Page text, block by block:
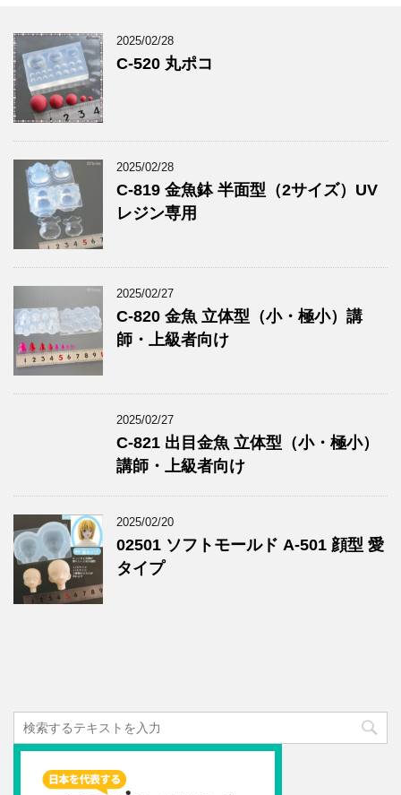
2025/02/28
C-520 丸ポコ
2025/02/28
C-819 金魚鉢 半面型（2サイズ）UV
レジン専用
2025/02/27
C-820 金魚 立体型（小・極小）講
師・上級者向け
2025/02/27
C-821 出目金魚 立体型（小・極小）
講師・上級者向け
2025/02/20
02501 ソフトモールド A-501 顔型 愛
タイプ